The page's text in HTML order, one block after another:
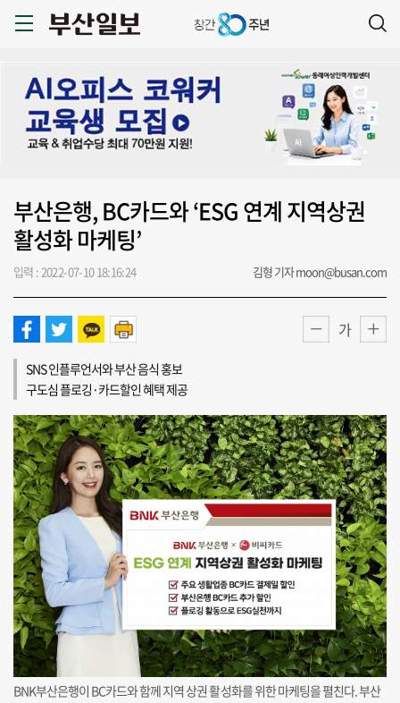
부산은행, BC카드와 ‘ESG 연계 지역상권
활성화 마케팅’
입력 : 2022-07-10 18:16:24 김형 기자 moon@busan.com
가
SNS 인플루언서와 부산 음식 홍보
구도심 플로깅·카드할인 혜택 제공
BNK부산은행이 BC카드와 함께 지역 상권 활성화를 위한 마케팅을 펼친다. 부산